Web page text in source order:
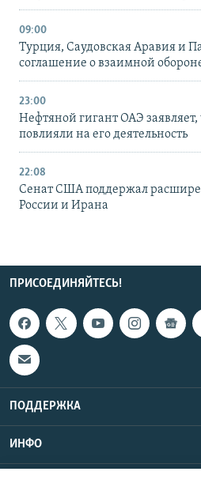
09:00
Турция, Саудовская Аравия и
соглашение о взаимной
23:00
Нефтяной гигант ОАЭ
повлияли на его деятельность
22:08
Сенат США поддержал
России и Ирана
ПРИСОЕДИНЯЙТЕСЬ!
ПОДДЕРЖКА
ИНФО